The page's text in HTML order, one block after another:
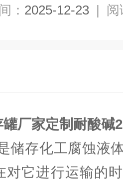
： 2025-12-23 | 阅
厂家定制耐酸碱
储存化工腐蚀液
对它进行运输的